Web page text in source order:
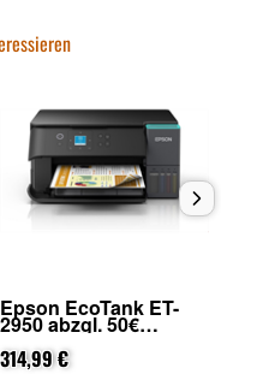
Epson EcoTank ET-
2950 abzgl. 50€
Cashback (von Epson
nach Registrierung)
314,99 €